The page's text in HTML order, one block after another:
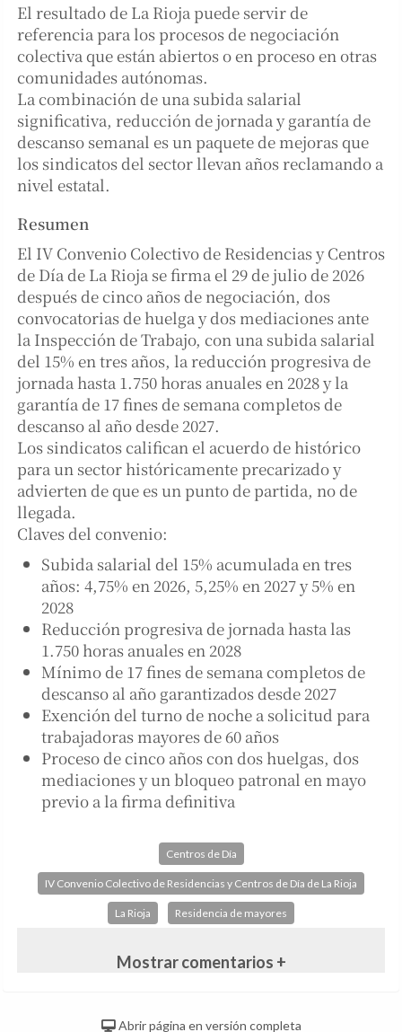
El resultado de La Rioja puede servir de
referencia para los procesos de negociación
colectiva que están abiertos o en proceso en otras
comunidades autónomas.
La combinación de una subida salarial
significativa, reducción de jornada y garantía de
descanso semanal es un paquete de mejoras que
los sindicatos del sector llevan años reclamando a
nivel estatal.
Resumen
El IV Convenio Colectivo de Residencias y Centros
de Día de La Rioja se firma el 29 de julio de 2026
después de cinco años de negociación, dos
convocatorias de huelga y dos mediaciones ante
la Inspección de Trabajo, con una subida salarial
del 15% en tres años, la reducción progresiva de
jornada hasta 1.750 horas anuales en 2028 y la
garantía de 17 fines de semana completos de
descanso al año desde 2027.
Los sindicatos califican el acuerdo de histórico
para un sector históricamente precarizado y
advierten de que es un punto de partida, no de
llegada.
Claves del convenio:
Subida salarial del 15% acumulada en tres
años: 4,75% en 2026, 5,25% en 2027 y 5% en
2028
Reducción progresiva de jornada hasta las
1.750 horas anuales en 2028
Mínimo de 17 fines de semana completos de
descanso al año garantizados desde 2027
Exención del turno de noche a solicitud para
trabajadoras mayores de 60 años
Proceso de cinco años con dos huelgas, dos
mediaciones y un bloqueo patronal en mayo
previo a la firma definitiva
Centros de Día
IV Convenio Colectivo de Residencias y Centros de Día de La Rioja
La Rioja Residencia de mayores
Mostrar comentarios +
Abrir página en versión completa